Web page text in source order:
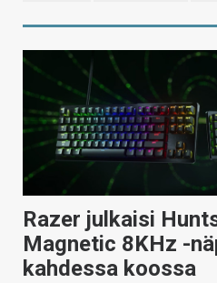
Razer julkaisi
Magnetic 8KHz -
kahdessa koossa